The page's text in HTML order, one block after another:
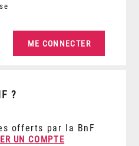
?
offerts par la BnF
UN COMPTE